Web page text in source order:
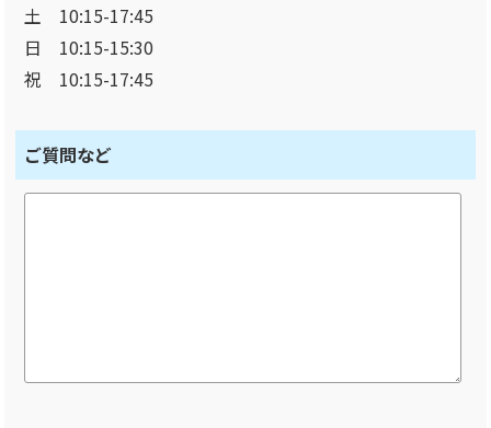
土 10:15-17:45
日 10:15-15:30
祝 10:15-17:45
ご質問など